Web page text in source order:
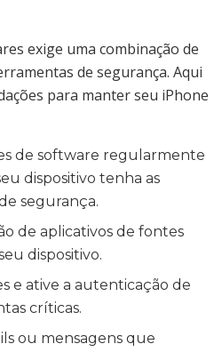
exige uma combinação de
de segurança. Aqui
para manter seu iPhone
de software regularmente
dispositivo tenha as
segurança.
de aplicativos de fontes
dispositivo.
e ative a autenticação de
críticas.
ou mensagens que